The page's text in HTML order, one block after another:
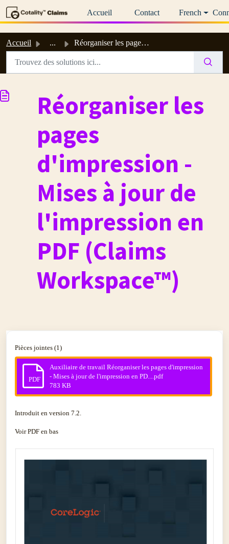
Accueil
Contact French
Accueil ... Réorganiser les pages d'impression - Mises à jour de ...
Réorganiser les
pages
d'impression -
Mises à jour de
l'impression en
PDF (Claims
Workspace™)
Pièces jointes (1)
PDF
Auxiliaire de travail Réorganiser les pages d'impression
- Mises à jour de l'impression en PD....pdf
783 KB
Introduit en version 7.2.
Voir PDF en bas